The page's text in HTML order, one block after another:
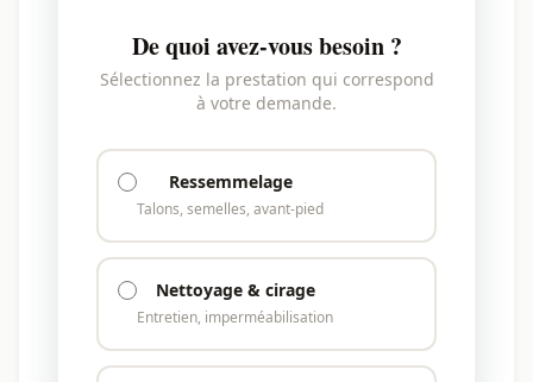
De quoi avez-vous besoin ?
Sélectionnez la prestation qui correspond
à votre demande.
Ressemmelage
Talons, semelles, avant-pied
Nettoyage & cirage
Entretien, imperméabilisation